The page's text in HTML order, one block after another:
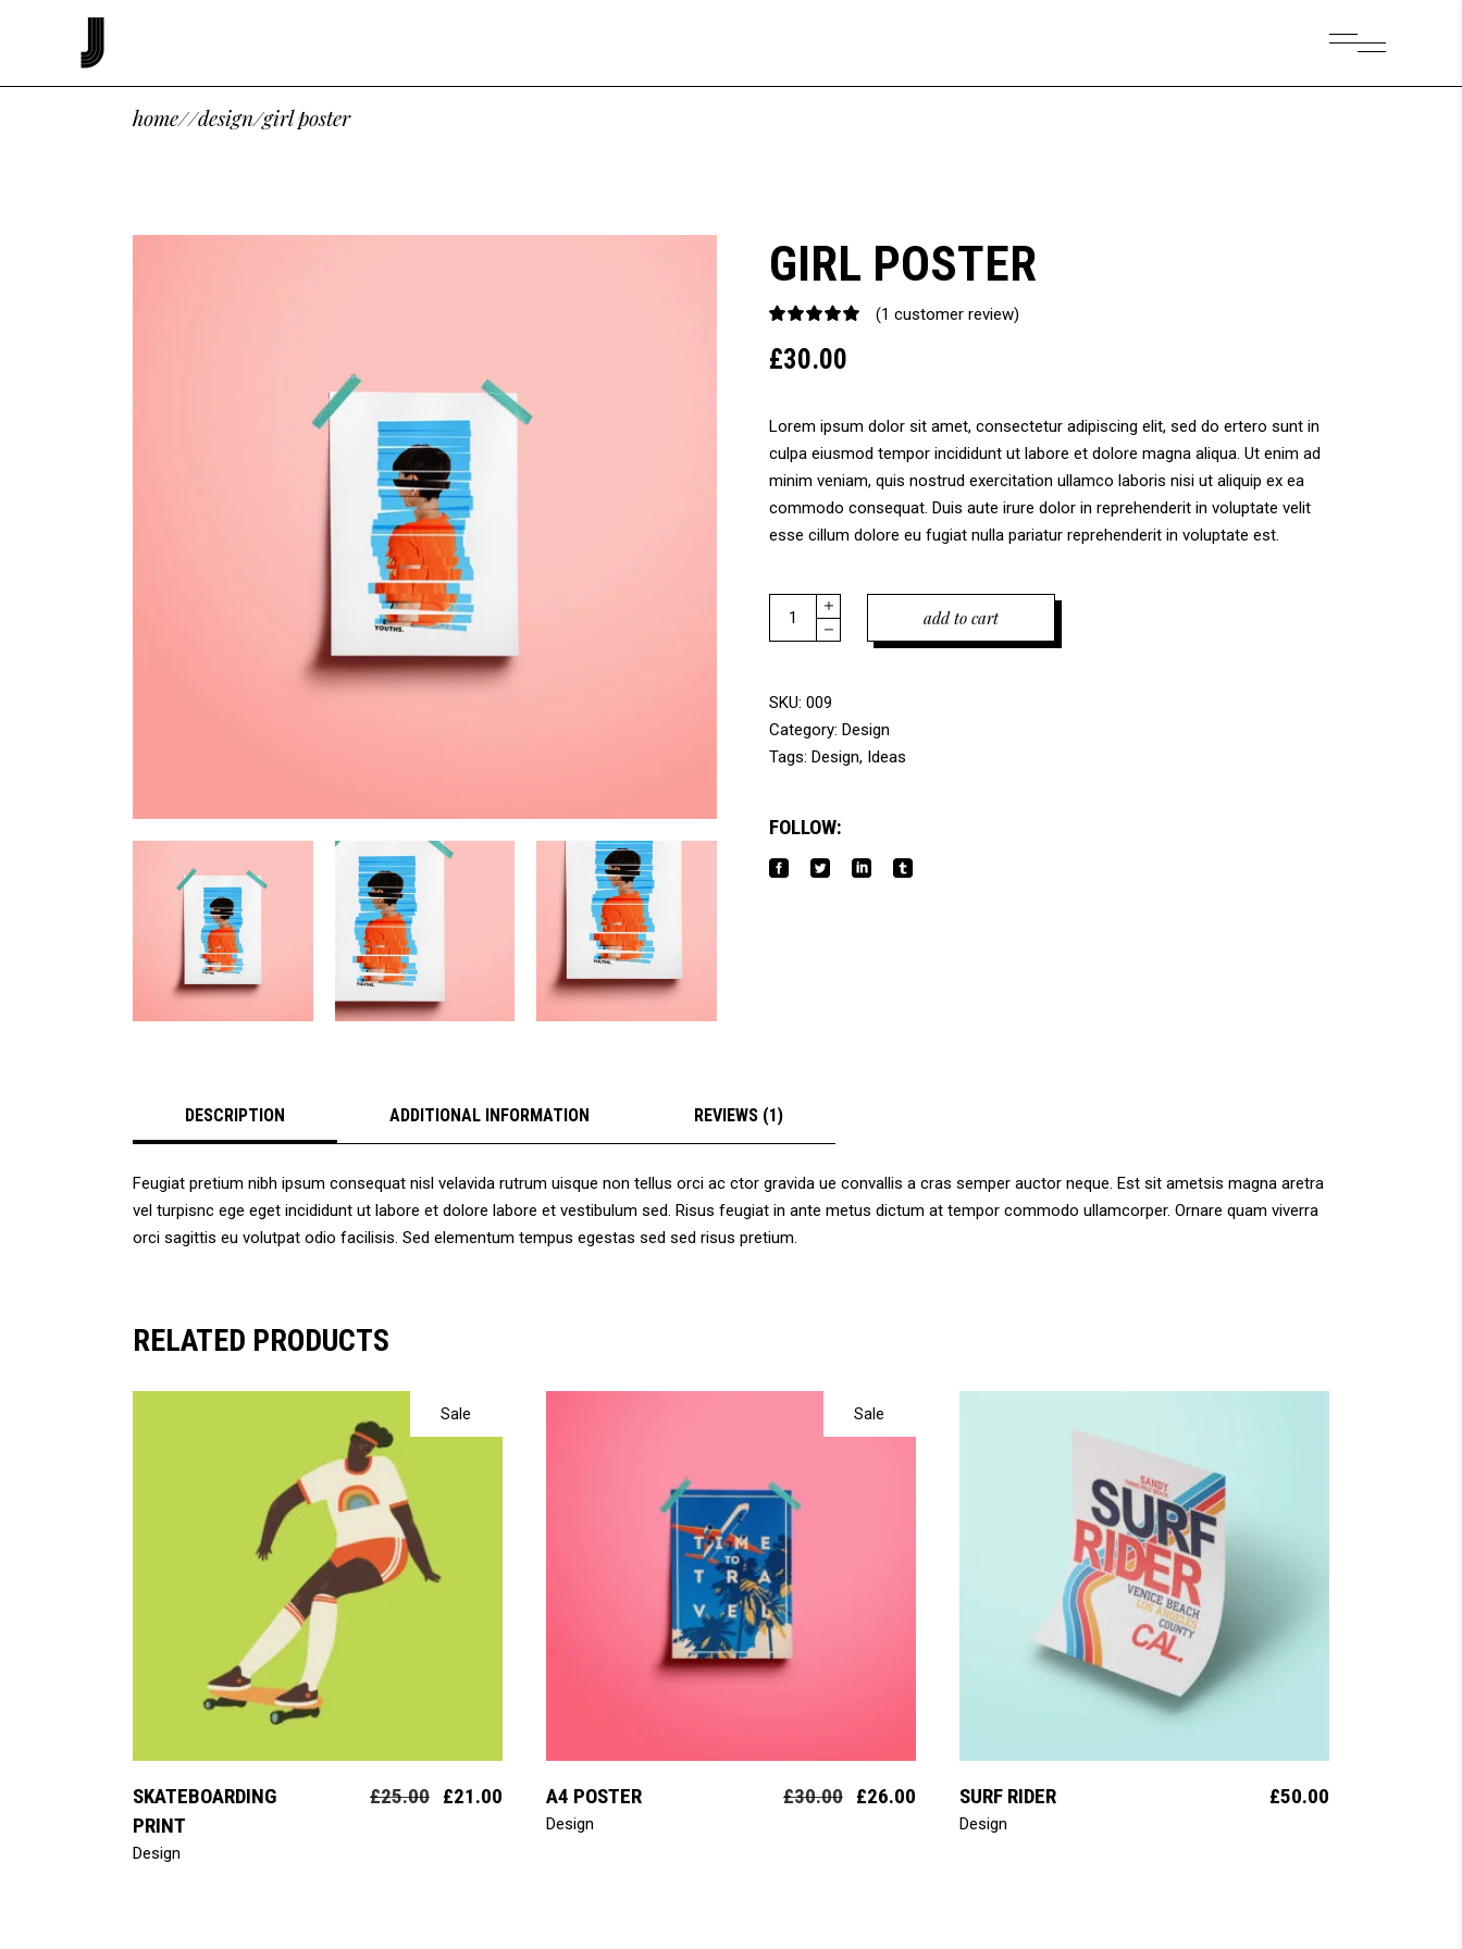
home//design/girl poster
GIRL POSTER
Rated
out
on
1
customer
rating
(1 customer review)
£30.00
Lorem ipsum dolor sit amet, consectetur adipiscing elit, sed do ertero sunt in
culpa eiusmod tempor incididunt ut labore et dolore magna aliqua. Ut enim ad
minim veniam, quis nostrud exercitation ullamco laboris nisi ut aliquip ex ea
commodo consequat. Duis aute irure dolor in reprehenderit in voluptate velit
esse cillum dolore eu fugiat nulla pariatur reprehenderit in voluptate est.
Quantity
add to cart
SKU: 009
Category: Design
Tags: Design, Ideas
FOLLOW:
DESCRIPTION ADDITIONAL INFORMATION REVIEWS (1)
Feugiat pretium nibh ipsum consequat nisl velavida rutrum uisque non tellus orci ac ctor gravida ue convallis a cras semper auctor neque. Est sit ametsis magna aretra
vel turpisnc ege eget incididunt ut labore et dolore labore et vestibulum sed. Risus feugiat in ante metus dictum at tempor commodo ullamcorper. Ornare quam viverra
orci sagittis eu volutpat odio facilisis. Sed elementum tempus egestas sed sed risus pretium.
RELATED PRODUCTS
Sale
SKATEBOARDING
PRINT
£25.00 £21.00
Design
Sale
A4 POSTER £30.00 £26.00
Design
SURF RIDER £50.00
Design